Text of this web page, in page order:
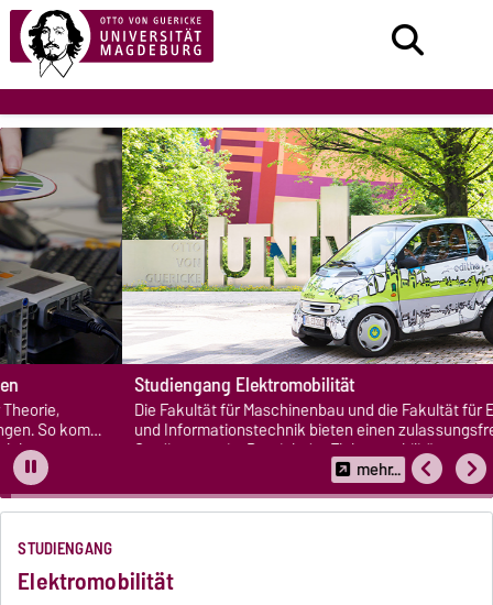
Studiengang Elektromobilität
Die Fakultät für Maschinenbau und die Fakultät für Elektrotechnik
und Informationstechnik bieten einen zulassungsfreien
Studiengang im Bereich der Elektromobilität an.
…
STUDIENGANG
Elektromobilität